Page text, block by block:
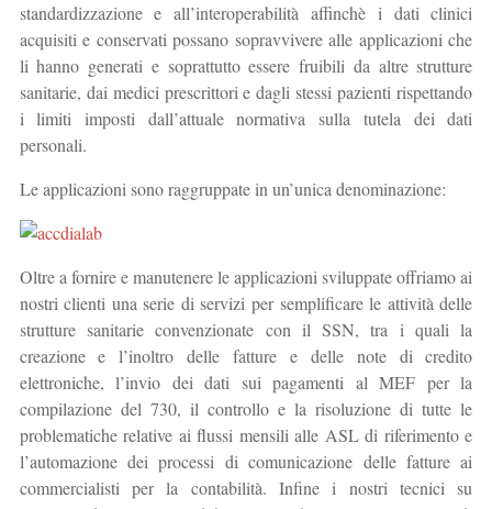
standardizzazione e all’interoperabilità affinchè i dati clinici
acquisiti e conservati possano sopravvivere alle applicazioni che
li hanno generati e soprattutto essere fruibili da altre strutture
sanitarie, dai medici prescrittori e dagli stessi pazienti rispettando
i limiti imposti dall’attuale normativa sulla tutela dei dati
personali.
Le applicazioni sono raggruppate in un’unica denominazione:
Oltre a fornire e manutenere le applicazioni sviluppate offriamo ai
nostri clienti una serie di servizi per semplificare le attività delle
strutture sanitarie convenzionate con il SSN, tra i quali la
creazione e l’inoltro delle fatture e delle note di credito
elettroniche, l’invio dei dati sui pagamenti al MEF per la
compilazione del 730, il controllo e la risoluzione di tutte le
problematiche relative ai flussi mensili alle ASL di riferimento e
l’automazione dei processi di comunicazione delle fatture ai
commercialisti per la contabilità. Infine i nostri tecnici su